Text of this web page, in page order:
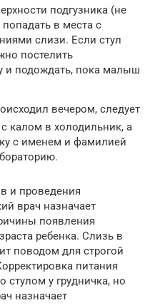
подгузника (не
попадать в места с
слизи. Если стул
постелить
и подождать, пока малыш
вечером, следует
калом в холодильник, а
с именем и фамилией
и проведения
врач назначает
появления
ребенка. Слизь в
поводом для строгой
питания
стулом у грудничка, но
назначает